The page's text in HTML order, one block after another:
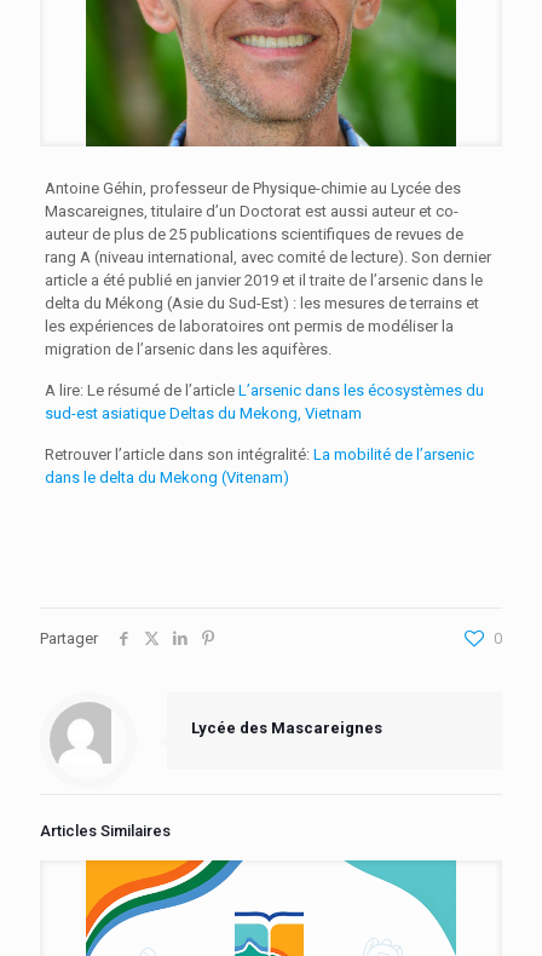
Antoine Géhin, professeur de Physique-chimie au Lycée des
Mascareignes, titulaire d’un Doctorat est aussi auteur et co-
auteur de plus de 25 publications scientifiques de revues de
rang A (niveau international, avec comité de lecture). Son dernier
article a été publié en janvier 2019 et il traite de l’arsenic dans le
delta du Mékong (Asie du Sud-Est) : les mesures de terrains et
les expériences de laboratoires ont permis de modéliser la
migration de l’arsenic dans les aquifères.
A lire: Le résumé de l’article L’arsenic dans les écosystèmes du
sud-est asiatique Deltas du Mekong, Vietnam
Retrouver l’article dans son intégralité: La mobilité de l’arsenic
dans le delta du Mekong (Vitenam)
Partager 0
Lycée des Mascareignes
Articles Similaires